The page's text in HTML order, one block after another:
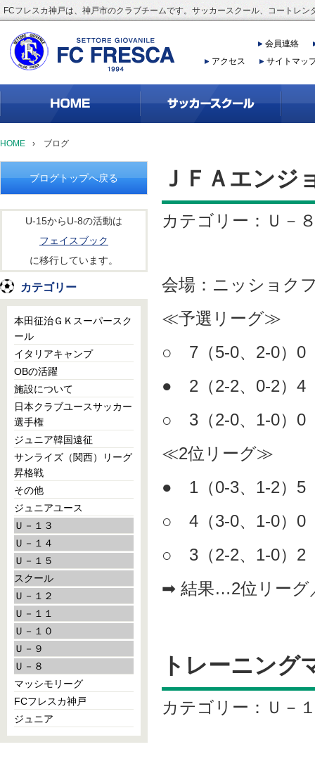
FCフレスカ神戸は、神戸市のクラブチームです。サッカースクール、コートレン
会員連絡
アクセス
サイトマッ
HOME › ブログ
ＪＦＡエンジ
カテゴリー：Ｕ－
会場：ニッショク
≪予選リーグ≫
○ 7（5-0、2-0）
● 2（2-2、0-2）4
○ 3（2-0、1-0）
≪2位リーグ≫
● 1（0-3、1-2）
○ 4（3-0、1-0）0
○ 3（2-2、1-0）
➡ 結果…2位リーグ
トレーニン
カテゴリー：Ｕ－
ブログトップへ戻る
U-15からU-8の活動は
フェイスブック
に移行しています。
カテゴリー
本田征治ＧＫスーパースク
ール
イタリアキャンプ
OBの活躍
施設について
日本クラブユースサッカー
選手権
ジュニア韓国遠征
サンライズ（関西）リーグ
昇格戦
その他
ジュニアユース
Ｕ－１３
Ｕ－１４
Ｕ－１５
スクール
Ｕ－１２
Ｕ－１１
Ｕ－１０
Ｕ－９
Ｕ－８
マッシモリーグ
FCフレスカ神戸
ジュニア